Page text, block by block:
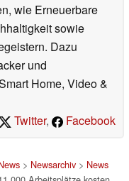
wie Erneuerbare
sowie
Dazu
und
Home, Video &
Twitter, Facebook
> Newsarchiv> News